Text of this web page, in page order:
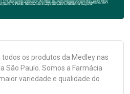
todos os produtos da Medleynas
São Paulo. Somos a Farmácia
variedade e qualidade do